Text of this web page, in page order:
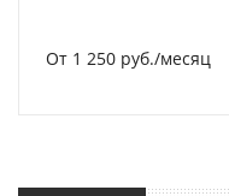
От 1 250 руб./месяц